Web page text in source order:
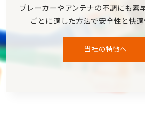
ブレーカーやアンテナの不調にも素
ごとに適した方法で安全性と快適
当社の特徴へ